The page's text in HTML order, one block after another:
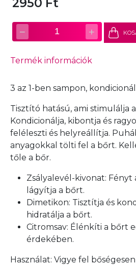
− 1 +
Termék információk
3 az 1-ben sampon,
Tisztító hatású, ami stimulálja
Kondicionálja, kibontja és
feléleszti és helyreállítja.
anyagokkal tölti fel a bőrt.
tőle a bőr.
Zsályalevél-kivonat: Fényt
lágyítja a bőrt.
Dimetikon: Tisztítja és
hidratálja a bőrt.
Citromsav: Élénkíti a bőrt
érdekében.
Használat: Vigye fel